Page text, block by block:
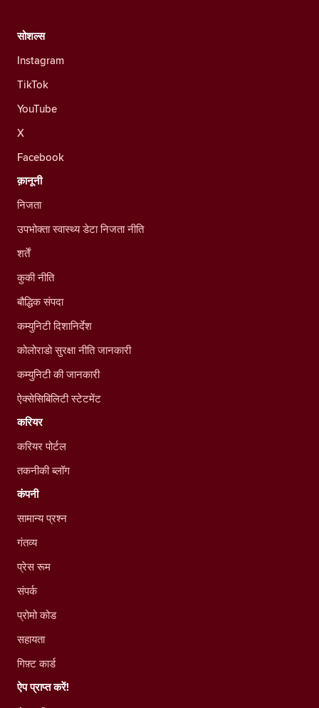
सोशल्स
Instagram
TikTok
YouTube
X
Facebook
क़ानूनी
निजता
उपभोक्ता स्वास्थ्य डेटा निजता नीति
शर्तें
कुकी नीति
बौद्धिक संपदा
कम्युनिटी दिशानिर्देश
कोलोराडो सुरक्षा नीति जानकारी
कम्युनिटी की जानकारी
ऐक्सेसिबिलिटी स्टेटमेंट
करियर
करियर पोर्टल
तकनीकी ब्लॉग
कंपनी
सामान्य प्रश्न
गंतव्य
प्रेस रूम
संपर्क
प्रोमो कोड
सहायता
गिफ़्ट कार्ड
ऐप प्राप्त करें!